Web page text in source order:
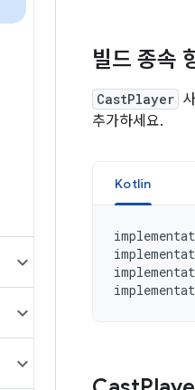
빌드 종속
CastPlayer
추가하세요.
Kotlin